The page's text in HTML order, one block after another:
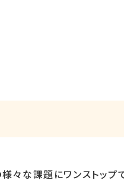
々な課題にワンストップ